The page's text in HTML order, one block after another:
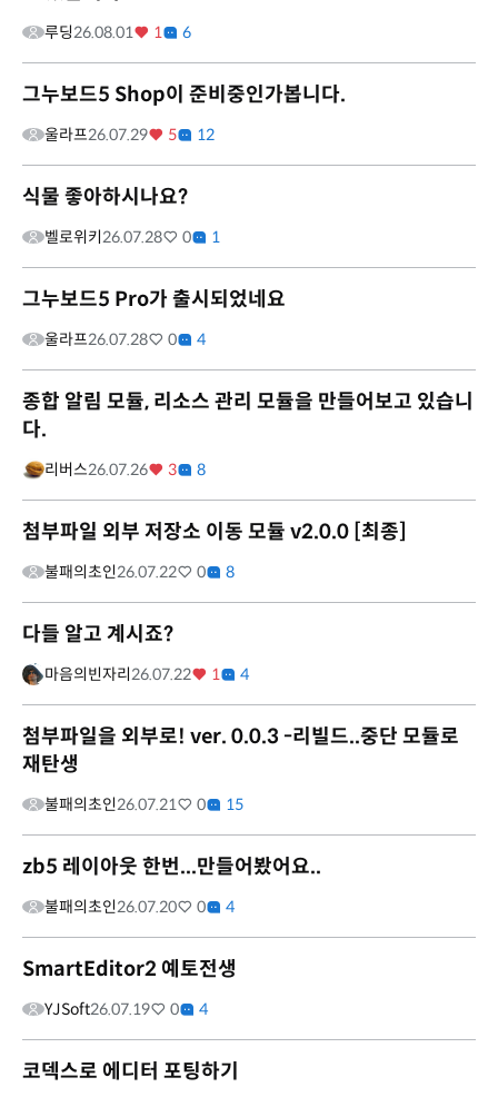
루딩26.08.01 1 6
그누보드5 Shop이 준비중인가봅니다.
울라프26.07.29 5 12
식물 좋아하시나요?
벨로위키26.07.28 0 1
그누보드5 Pro가 출시되었네요
울라프26.07.28 0 4
종합 알림 모듈, 리소스 관리 모듈을 만들어보고 있습니
다.
리버스26.07.26 3 8
첨부파일 외부 저장소 이동 모듈 v2.0.0 [최종]
불패의초인26.07.22 0 8
다들 알고 계시죠?
마음의빈자리26.07.22 1 4
첨부파일을 외부로! ver. 0.0.3 -리빌드..중단 모듈로
재탄생
불패의초인26.07.21 0 15
zb5 레이아웃 한번...만들어봤어요..
불패의초인26.07.20 0 4
SmartEditor2 예토전생
YJSoft26.07.19 0 4
코덱스로 에디터 포팅하기